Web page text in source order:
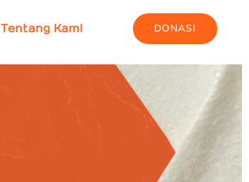
Tentang Kami DONASI